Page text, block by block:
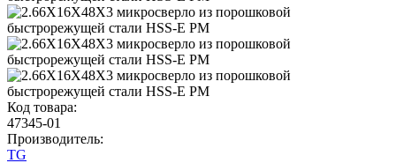
Код товара:
47345-01
Производитель:
TG